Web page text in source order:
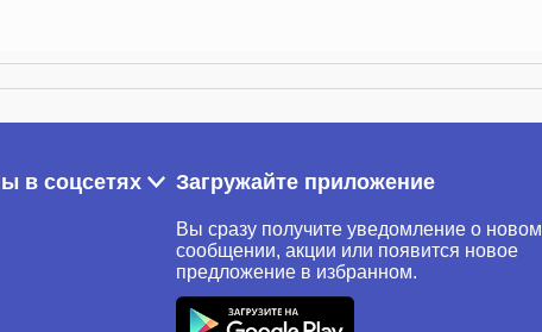
в соцсетях Загружайте приложение
Вы сразу получите уведомление о новом
сообщении, акции или появится новое
предложение в избранном.